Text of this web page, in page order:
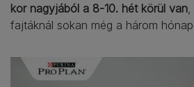
kor nagyjából a 8-10. hét körül van
fajtáknál sokan még a három